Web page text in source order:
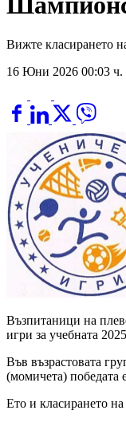
Вижте класирането
16 Юни 2026 00:03 ч.
Възпитаници на
игри за учебната
Във възрастовата
(момичета) победата
Ето и класирането